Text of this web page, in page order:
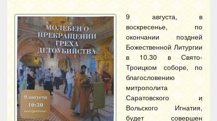
9 августа, в
воскресенье, по
окончании поздней
Божественной Литургии
в 10.30 в Свято-
Троицком соборе, по
благословению
митрополита
Саратовского и
Вольского Игнатия,
будет совершен